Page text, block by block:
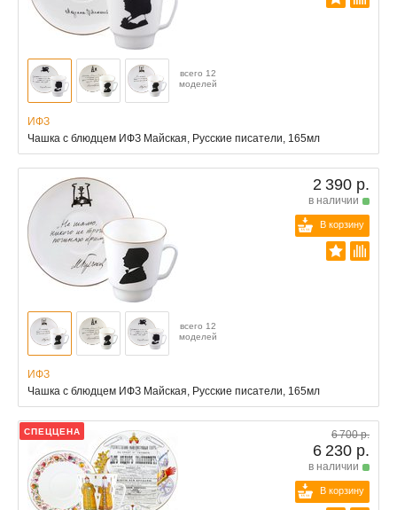
всего 12
моделей
ИФЗ
Чашка с блюдцем ИФЗ Майская, Русские писатели, 165мл
2 390 р.
в наличии
В корзину
всего 12
моделей
ИФЗ
Чашка с блюдцем ИФЗ Майская, Русские писатели, 165мл
СПЕЦЦЕНА 6 700 р.
6 230 р.
в наличии
В корзину